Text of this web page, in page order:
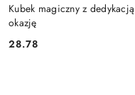
Kubek magiczny z
okazję
Cena:
28.78